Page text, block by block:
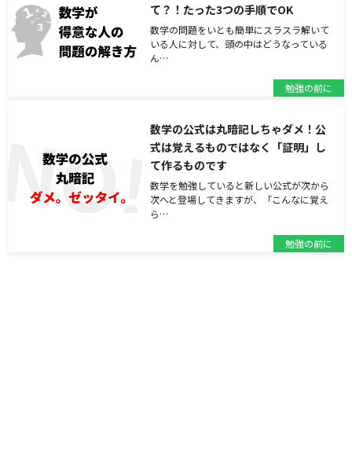
て？！たった3つの手順でOK
数学の問題をいとも簡単にスラスラ解いて
いる人に対して、頭の中はどうなっている
ん…
勉強の前に
数学の公式は丸暗記しちゃダメ！公
式は覚えるものではなく「証明」し
て作るものです
数学を勉強していると新しい公式が次から
次へと登場してきますが、「こんなに覚え
ら…
勉強の前に